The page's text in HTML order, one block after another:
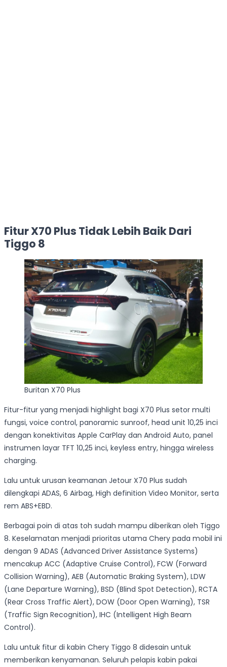
Fitur X70 Plus Tidak Lebih Baik Dari
Tiggo 8
Buritan X70 Plus
Fitur-fitur yang menjadi highlight bagi X70 Plus setor multi
fungsi, voice control, panoramic sunroof, head unit 10,25 inci
dengan konektivitas Apple CarPlay dan Android Auto, panel
instrumen layar TFT 10,25 inci, keyless entry, hingga wireless
charging.
Lalu untuk urusan keamanan Jetour X70 Plus sudah
dilengkapi ADAS, 6 Airbag, High definition Video Monitor, serta
rem ABS+EBD.
Berbagai poin di atas toh sudah mampu diberikan oleh Tiggo
8. Keselamatan menjadi prioritas utama Chery pada mobil ini
dengan 9 ADAS (Advanced Driver Assistance Systems)
mencakup ACC (Adaptive Cruise Control), FCW (Forward
Collision Warning), AEB (Automatic Braking System), LDW
(Lane Departure Warning), BSD (Blind Spot Detection), RCTA
(Rear Cross Traffic Alert), DOW (Door Open Warning), TSR
(Traffic Sign Recognition), IHC (Intelligent High Beam
Control).
Lalu untuk fitur di kabin Chery Tiggo 8 didesain untuk
memberikan kenyamanan. Seluruh pelapis kabin pakai